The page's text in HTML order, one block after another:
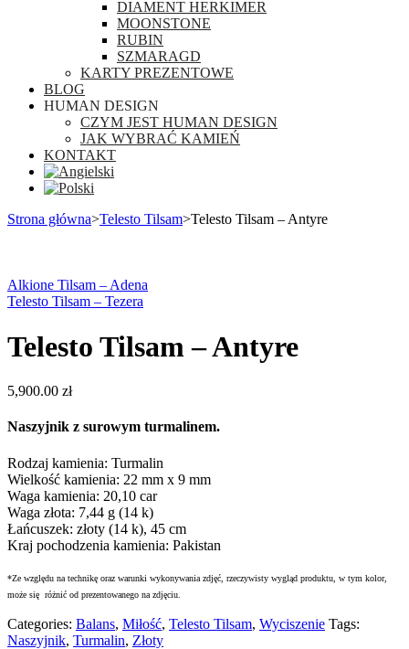
DIAMENT HERKIMER
MOONSTONE
RUBIN
SZMARAGD
KARTY PREZENTOWE
BLOG
HUMAN DESIGN
CZYM JEST HUMAN DESIGN
JAK WYBRAĆ KAMIEŃ
KONTAKT
Strona główna>Telesto Tilsam>Telesto Tilsam – Antyre
Alkione Tilsam – Adena
Telesto Tilsam – Tezera
Telesto Tilsam – Antyre
5,900.00 zł
Naszyjnik z surowym turmalinem.
Rodzaj kamienia: Turmalin
Wielkość kamienia: 22 mm x 9 mm
Waga kamienia: 20,10 car
Waga złota: 7,44 g (14 k)
Łańcuszek: złoty (14 k), 45 cm
Kraj pochodzenia kamienia: Pakistan
*Ze względu na technikę oraz warunki wykonywania zdjęć, rzeczywisty wygląd produktu, w tym kolor,
może się różnić od prezentowanego na zdjęciu.
Categories: Balans, Miłość, Telesto Tilsam, Wyciszenie Tags:
Naszyjnik, Turmalin, Złoty